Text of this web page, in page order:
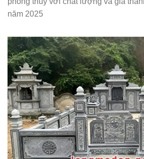
năm 2025